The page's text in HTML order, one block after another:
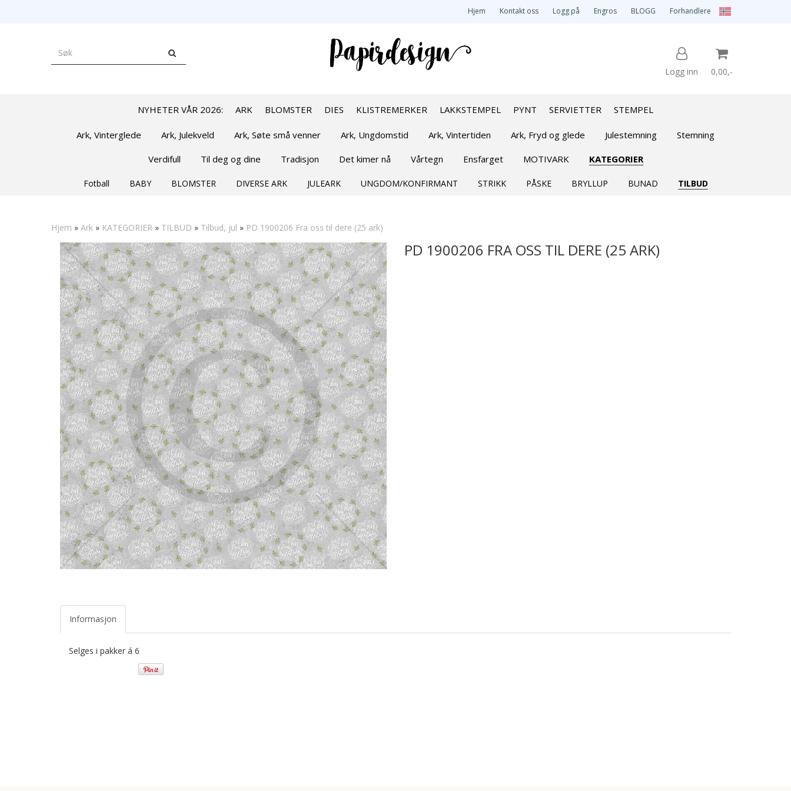
Hjem Kontakt oss Logg på Engros BLOGG Forhandlere
Logg inn 0,00,-
NYHETER VÅR 2026: ARK BLOMSTER DIES KLISTREMERKER LAKKSTEMPEL PYNT SERVIETTER STEMPEL
Ark, Vinterglede Ark, Julekveld Ark, Søte små venner Ark, Ungdomstid Ark, Vintertiden Ark, Fryd og glede Julestemning Stemning
Verdifull Til deg og dine Tradisjon Det kimer nå Vårtegn Ensfarget MOTIVARK KATEGORIER
Fotball BABY BLOMSTER DIVERSE ARK JULEARK UNGDOM/KONFIRMANT STRIKK PÅSKE BRYLLUP BUNAD TILBUD
Hjem » Ark » KATEGORIER » TILBUD » Tilbud, jul » PD 1900206 Fra oss til dere (25 ark)
PD 1900206 FRA OSS TIL DERE (25 ARK)
Informasjon
Selges i pakker á 6